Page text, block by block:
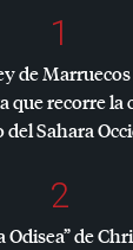
1
de
que recorre la
del Sahara
2
Odisea” de